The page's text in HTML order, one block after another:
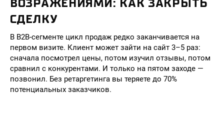
ВОЗРАЖЕНИЯМИ: КАК ЗАКРЫТЬ
СДЕЛКУ
В B2B-сегменте цикл продаж редко заканчивается на
первом визите. Клиент может зайти на сайт 3–5 раз:
сначала посмотрел цены, потом изучил отзывы, потом
сравнил с конкурентами. И только на пятом заходе —
позвонил. Без ретаргетинга вы теряете до 70%
потенциальных заказчиков.